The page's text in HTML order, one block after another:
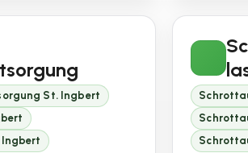
St. Ingbert
Ingbert